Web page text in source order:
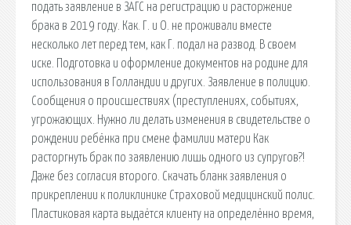
подать заявление в ЗАГС на регистрацию и расторжение
брака в 2019 году. Как. Г. и О. не проживали вместе
несколько лет перед тем, как Г. подал на развод. В своем
иске. Подготовка и оформление документов на родине для
использования в Голландии и других. Заявление в полицию.
Сообщения о происшествиях (преступлениях, событиях,
угрожающих. Нужно ли делать изменения в свидетельстве о
рождении ребёнка при смене фамилии матери Как
расторгнуть брак по заявлению лишь одного из супругов?!
Даже без согласия второго. Скачать бланк заявления о
прикреплении к поликлинике Страховой медицинский полис.
Пластиковая карта выдаётся клиенту на определённо время,